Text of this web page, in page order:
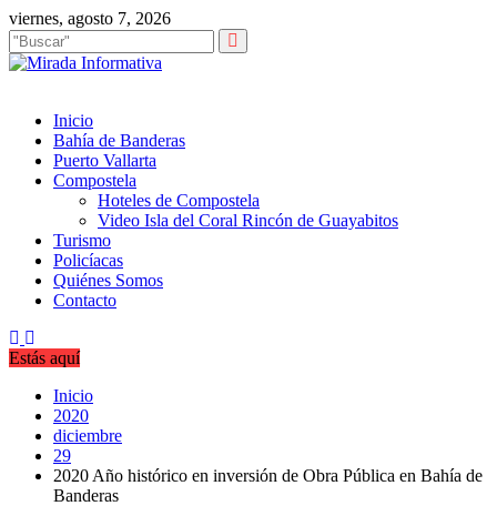
Saltar
al
contenido
viernes, agosto 7, 2026
Inicio
Bahía de Banderas
Puerto Vallarta
Compostela
Hoteles de Compostela
Video Isla del Coral Rincón de Guayabitos
Turismo
Policíacas
Quiénes Somos
Contacto
Estás aquí
Inicio
2020
diciembre
29
2020 Año histórico en inversión de Obra Pública en Bahía de
Banderas